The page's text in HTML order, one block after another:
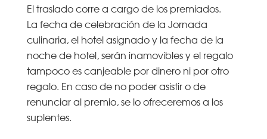
El traslado corre a cargo de los premiados.
La fecha de celebración de la Jornada
culinaria, el hotel asignado y la fecha de la
noche de hotel, serán inamovibles y el regalo
tampoco es canjeable por dinero ni por otro
regalo. En caso de no poder asistir o de
renunciar al premio, se lo ofreceremos a los
suplentes.